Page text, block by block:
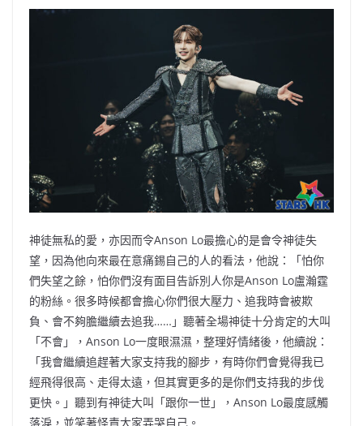
神徒無私的愛，亦因而令Anson Lo最擔心的是會令神徒失
望，因為他向來最在意痛錫自己的人的看法，他說：「怕你
們失望之餘，怕你們沒有面目告訴別人你是Anson Lo盧瀚霆
的粉絲。很多時候都會擔心你們很大壓力、追我時會被欺
負、會不夠膽繼續去追我……」聽著全場神徒十分肯定的大叫
「不會」，Anson Lo一度眼濕濕，整理好情緒後，他續說：
「我會繼續追趕著大家支持我的腳步，有時你們會覺得我已
經飛得很高、走得太遠，但其實更多的是你們支持我的步伐
更快。」聽到有神徒大叫「跟你一世」，Anson Lo最度感觸
落淚，並笑著怪責大家弄哭自己。